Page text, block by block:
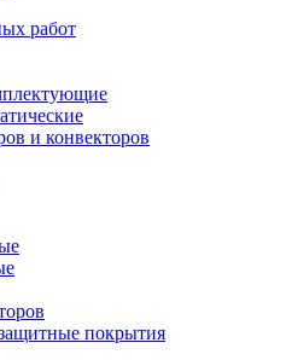
работ
и конвекторов
покрытия